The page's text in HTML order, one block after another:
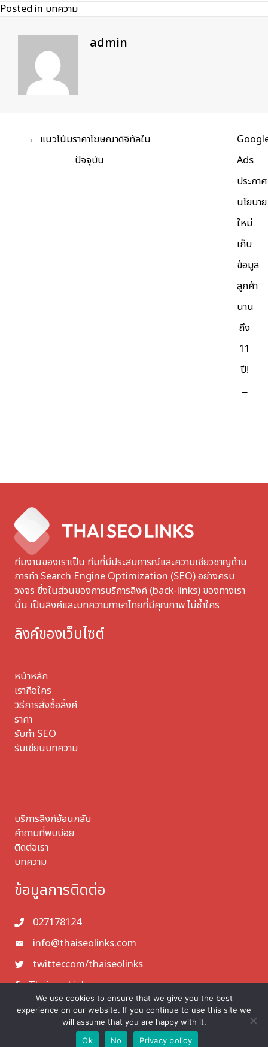
Posted in บทความ
admin
← แนวโน้มราคาโฆษณาดิจิทัลใน
ปัจจุบัน
Ads
ประกาศ
นโยบาย
ใหม่
เก็บ
ข้อมูล
ลูกค้า
นาน
ถึง
11
ปี!
→
ทีมงานของเราเป็น ทีมที่มีประสบการณ์และความเชียวชาญด้าน
การทำ Search Engine Optimization (SEO) อย่างครบ
วงจร ซึ่งในส่วนของการบริการลิงค์ (back-links) ของทางเรา
นั้น เป็นลิงค์และบทความภาษาไทยที่มีคุณภาพ ไม่ซ้ำใคร
ลิงค์ของเว็บไซต์
หน้าหลัก
เราคือใคร
วิธีการสั่งซื้อลิ้งค์
ราคา
รับทำ SEO
รับเขียนบทความ
บริการลิงก์ย้อนกลับ
คำถามที่พบบ่อย
ติดต่อเรา
บทความ
ข้อมูลการติดต่อ
027178124
info@thaiseolinks.com
twitter.com/thaiseolinks
Thaiseo Links
© 2026 Thaiseolinks. All Rights Reserved.
We use cookies to ensure that we give you the best
experience on our website. If you continue to use this site we
will assume that you are happy with it.
Ok
No Privacy policy